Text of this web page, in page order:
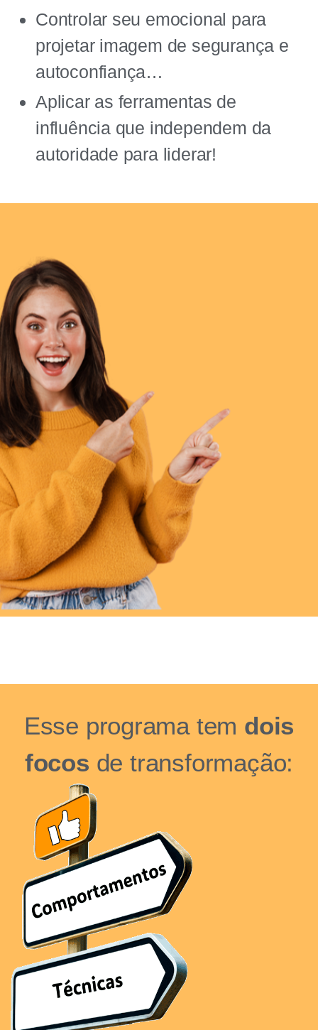
Controlar seu emocional para
projetar imagem de segurança e
autoconfiança…
Aplicar as ferramentas de
influência que independem da
autoridade para liderar!
Esse programa tem dois
focos de transformação: